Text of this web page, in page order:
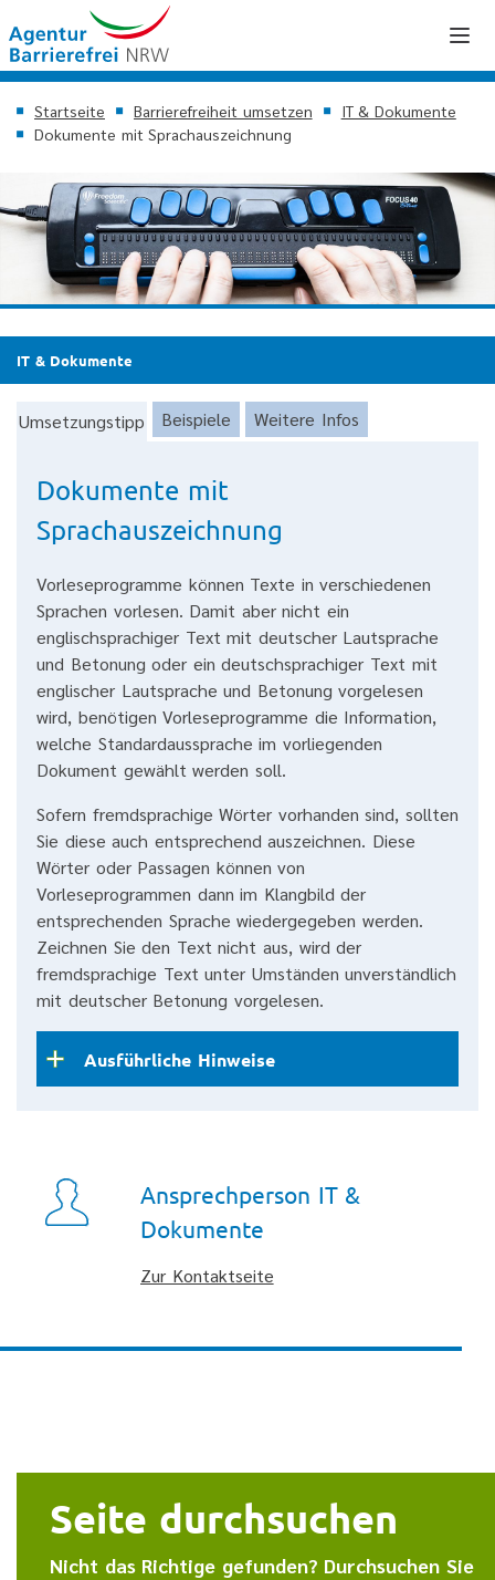
Startseite Barrierefreiheit umsetzen
IT & Dokumente
Dokumente mit Sprachauszeichnung
IT & Dokumente
Umsetzungstipp Beispiele Weitere Infos
Dokumente mit
Sprachauszeichnung
Vorleseprogramme können Texte in verschiedenen
Sprachen vorlesen. Damit aber nicht ein
englischsprachiger Text mit deutscher Lautsprache
und Betonung oder ein deutschsprachiger Text mit
englischer Lautsprache und Betonung vorgelesen
wird, benötigen Vorleseprogramme die Information,
welche Standardaussprache im vorliegenden
Dokument gewählt werden soll.
Sofern fremdsprachige Wörter vorhanden sind, sollten
Sie diese auch entsprechend auszeichnen. Diese
Wörter oder Passagen können von
Vorleseprogrammen dann im Klangbild der
entsprechenden Sprache wiedergegeben werden.
Zeichnen Sie den Text nicht aus, wird der
fremdsprachige Text unter Umständen unverständlich
mit deutscher Betonung vorgelesen.
Ausführliche Hinweise
Ansprechperson IT &
Dokumente
Zur Kontaktseite
Seite durchsuchen
Nicht das Richtige gefunden? Durchsuchen Sie